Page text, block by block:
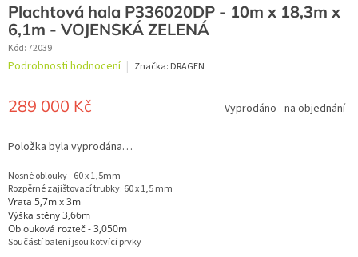
Plachtová hala P336020DP - 10m x 18,3m x
6,1m - VOJENSKÁ ZELENÁ
Kód:72039
Průměrné
je
0,0
5
hvězdiček.
Podrobnosti hodnocení Značka: DRAGEN
289 000 Kč
cena:
Vyprodáno - na objednání
Položka byla vyprodána…
Nosné oblouky - 60 x 1,5mm
Rozpěrné zajištovací trubky: 60 x 1,5 mm
Vrata 5,7m x 3m
Výška stěny 3,66m
Oblouková rozteč - 3,050m
Součástí balení jsou kotvící prvky